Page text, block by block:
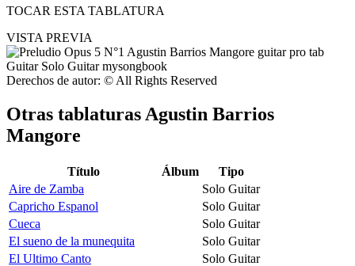
TOCAR ESTA TABLATURA
VISTA PREVIA
Derechos de autor: © All Rights Reserved
Otras tablaturas Agustin Barrios
Mangore
Título Álbum
Tipo
Aire de Zamba
Solo Guitar
Capricho Espanol
Solo Guitar
Cueca
Solo Guitar
El sueno de la munequita
Solo Guitar
El Ultimo Canto
Solo Guitar